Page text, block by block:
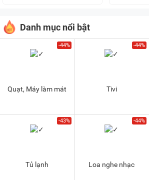
Danh mục nổi bật
-44%
Quạt, Máy làm mát
-44%
Tivi
-43%
Tủ lạnh
-44%
Loa nghe nhạc